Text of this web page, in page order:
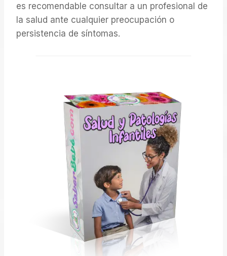
es recomendable consultar a un profesional de
la salud ante cualquier preocupación o
persistencia de síntomas.